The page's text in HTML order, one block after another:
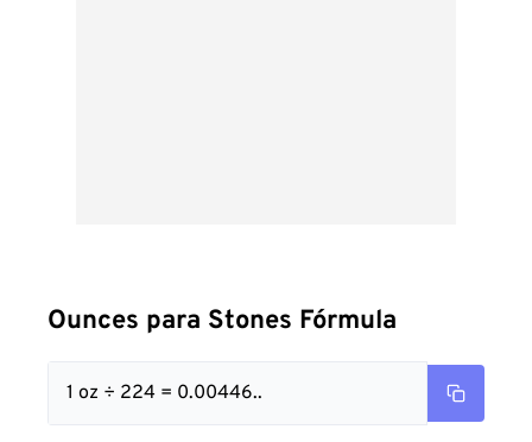
Ounces para Stones Fórmula
1 oz ÷ 224 = 0.00446..